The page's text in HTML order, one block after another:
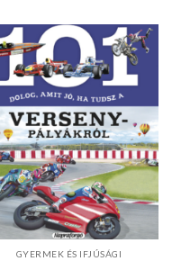
GYERMEK ÉS IFJÚSÁGI